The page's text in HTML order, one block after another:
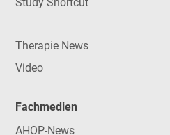
Therapie News
Video
Fachmedien
AHOP-News